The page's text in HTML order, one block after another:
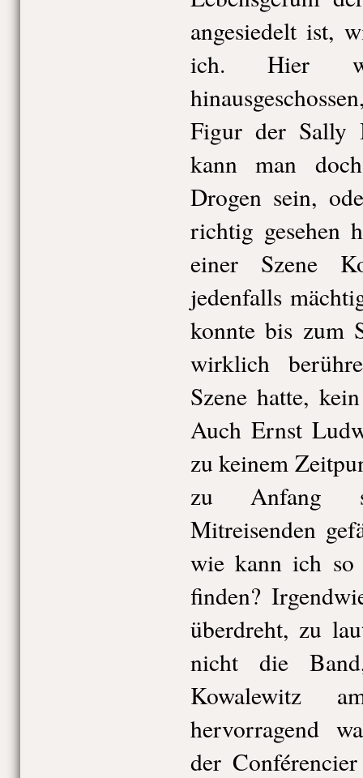
angesiedelt ist,
ich. Hier
Figur der Sally
kann man
Drogen sein,
richtig gesehen
einer Szene
jedenfalls
konnte bis zum
wirklich
Szene hatte,
Auch Ernst
zu keinem
zu Anfang
Mitreisenden
wie kann ich so
finden?
überdreht, zu
nicht die
Kowalewitz
hervorragend
der